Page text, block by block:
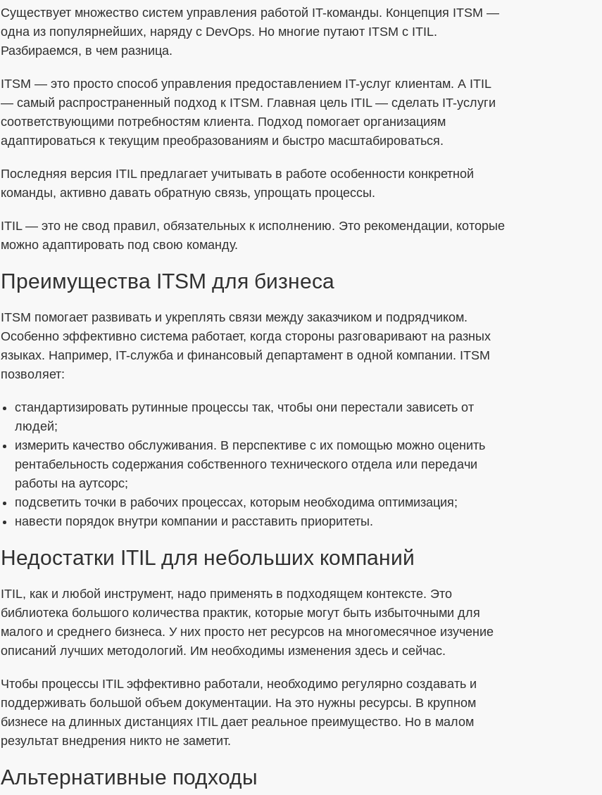
Существует множество систем управления работой IT-команды. Концепция ITSM —
одна из популярнейших, наряду с DevOps. Но многие путают ITSM с ITIL.
Разбираемся, в чем разница.
ITSM — это просто способ управления предоставлением IT-услуг клиентам. А ITIL
— самый распространенный подход к ITSM. Главная цель ITIL — сделать IT-услуги
соответствующими потребностям клиента. Подход помогает организациям
адаптироваться к текущим преобразованиям и быстро масштабироваться.
Последняя версия ITIL предлагает учитывать в работе особенности конкретной
команды, активно давать обратную связь, упрощать процессы.
ITIL — это не свод правил, обязательных к исполнению. Это рекомендации, которые
можно адаптировать под свою команду.
Преимущества ITSM для бизнеса
ITSM помогает развивать и укреплять связи между заказчиком и подрядчиком.
Особенно эффективно система работает, когда стороны разговаривают на разных
языках. Например, IT-служба и финансовый департамент в одной компании. ITSM
позволяет:
стандартизировать рутинные процессы так, чтобы они перестали зависеть от
людей;
измерить качество обслуживания. В перспективе с их помощью можно оценить
рентабельность содержания собственного технического отдела или передачи
работы на аутсорс;
подсветить точки в рабочих процессах, которым необходима оптимизация;
навести порядок внутри компании и расставить приоритеты.
Недостатки ITIL для небольших компаний
ITIL, как и любой инструмент, надо применять в подходящем контексте. Это
библиотека большого количества практик, которые могут быть избыточными для
малого и среднего бизнеса. У них просто нет ресурсов на многомесячное изучение
описаний лучших методологий. Им необходимы изменения здесь и сейчас.
Чтобы процессы ITIL эффективно работали, необходимо регулярно создавать и
поддерживать большой объем документации. На это нужны ресурсы. В крупном
бизнесе на длинных дистанциях ITIL дает реальное преимущество. Но в малом
результат внедрения никто не заметит.
Альтернативные подходы